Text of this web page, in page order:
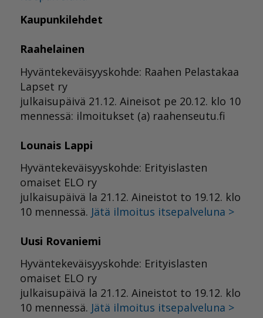
Kaupunkilehdet
Raahelainen
Hyväntekeväisyyskohde: Raahen Pelastakaa
Lapset ry
julkaisupäivä 21.12. Aineisot pe 20.12. klo 10
mennessä: ilmoitukset (a) raahenseutu.fi
Lounais Lappi
Hyväntekeväisyyskohde: Erityislasten
omaiset ELO ry
julkaisupäivä la 21.12. Aineistot to 19.12. klo
10 mennessä. Jätä ilmoitus itsepalveluna >
Uusi Rovaniemi
Hyväntekeväisyyskohde: Erityislasten
omaiset ELO ry
julkaisupäivä la 21.12. Aineistot to 19.12. klo
10 mennessä. Jätä ilmoitus itsepalveluna >